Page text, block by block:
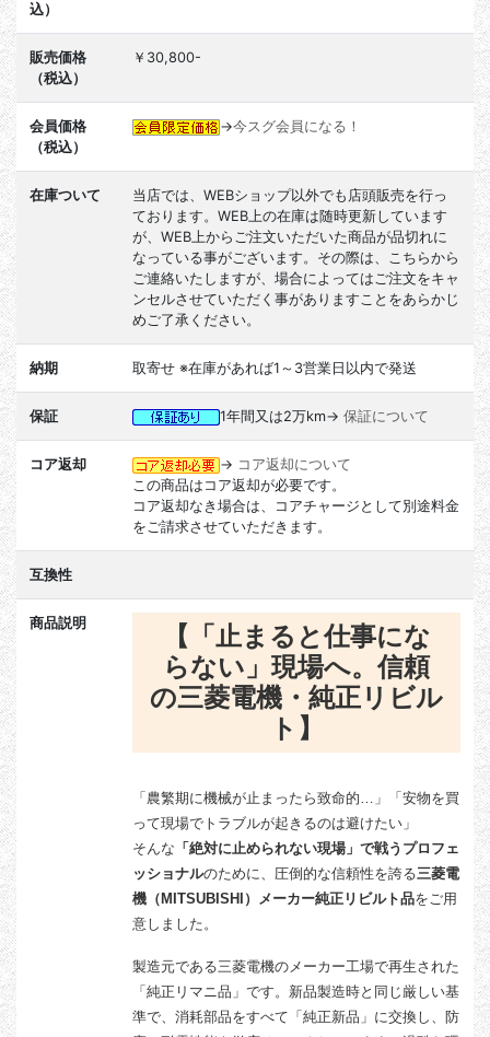
込）
販売価格
（税込）
￥30,800-
会員価格
（税込）
→今スグ会員になる！
在庫ついて
当店では、WEBショップ以外でも店頭販売を行っ
ております。WEB上の在庫は随時更新しています
が、WEB上からご注文いただいた商品が品切れに
なっている事がございます。その際は、こちらから
ご連絡いたしますが、場合によってはご注文をキャ
ンセルさせていただく事がありますことをあらかじ
めご了承ください。
納期 取寄せ ※在庫があれば1～3営業日以内で発送
保証 1年間又は2万km→ 保証について
コア返却 → コア返却について
この商品はコア返却が必要です。
コア返却なき場合は、コアチャージとして別途料金
をご請求させていただきます。
互換性
商品説明
【「止まると仕事にな
らない」現場へ。信頼
の三菱電機・純正リビル
ト】
「農繁期に機械が止まったら致命的…」「安物を買
って現場でトラブルが起きるのは避けたい」
そんな 「絶対に止められない現場」で戦うプロフェ
ッショナルのために、圧倒的な信頼性を誇る三菱電
機（MITSUBISHI）メーカー純正リビルト品をご用
意しました。
製造元である三菱電機のメーカー工場で再生された
「純正リマニ品」です。新品製造時と同じ厳しい基
準で、消耗部品をすべて「純正新品」に交換し、防